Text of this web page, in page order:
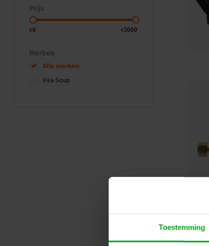
Toestemming
Prijs
€0 €3000
Merken
Alle merken
Pea Soup